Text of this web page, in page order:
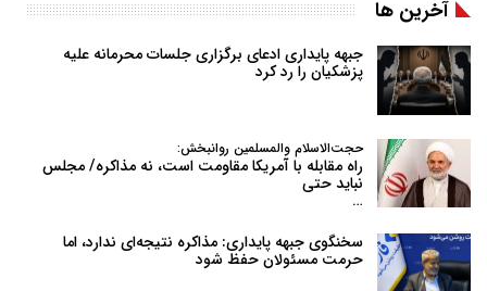
آخرین ها
جبهه پایداری ادعای برگزاری جلسات محرمانه علیه
پزشکیان را رد کرد
حجت‌الاسلام والمسلمین روانبخش:
راه مقابله با آمریکا مقاومت است، نه مذاکره/ مجلس
نباید حتی
…
سخنگوی جبهه پایداری: مذاکره نتیجه‌ای ندارد، اما
حرمت مسئولان حفظ شود